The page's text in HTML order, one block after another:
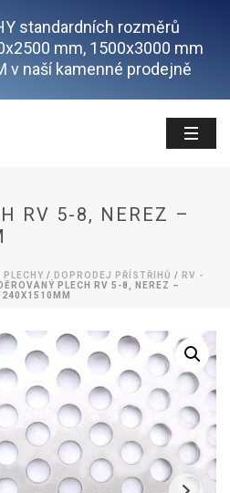
standardních rozměrů
mm, 1500x3000 mm
v naší kamenné prodejně
RV 5-8, NEREZ –
PLECHY / DOPRODEJ PŘÍSTŘIHŮ / RV -
PLECH RV 5-8, NEREZ –